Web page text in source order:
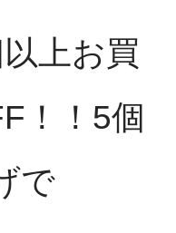
上お買
！！5個
で